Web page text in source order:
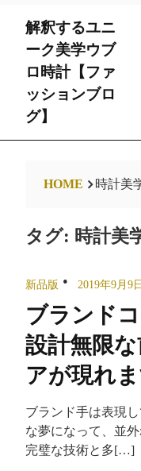
content
解釈するユニ
ーク美学ウブ
ロ時計【ファ
ッションブロ
グ】
HOME 時計美
タグ: 時計美
新品版 2019年9月9日
ブランド
設計無限
アが現れ
ブランド手は表現
な夢になって、並
完璧な技術と多[…]